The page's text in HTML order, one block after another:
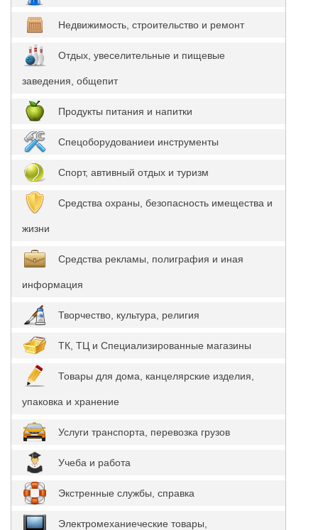
Недвижимость, строительство и ремонт
Отдых, увеселительные и пищевые
заведения, общепит
Продукты питания и напитки
Спецоборудованиеи инструменты
Спорт, автивный отдых и туризм
Средства охраны, безопасность имещества и
жизни
Средства рекламы, полиграфия и иная
информация
Творчество, культура, религия
ТК, ТЦ и Специализированные магазины
Товары для дома, канцелярские изделия,
упаковка и хранение
Услуги транспорта, перевозка грузов
Учеба и работа
Экстренные службы, справка
Электромеханиеческие товары,